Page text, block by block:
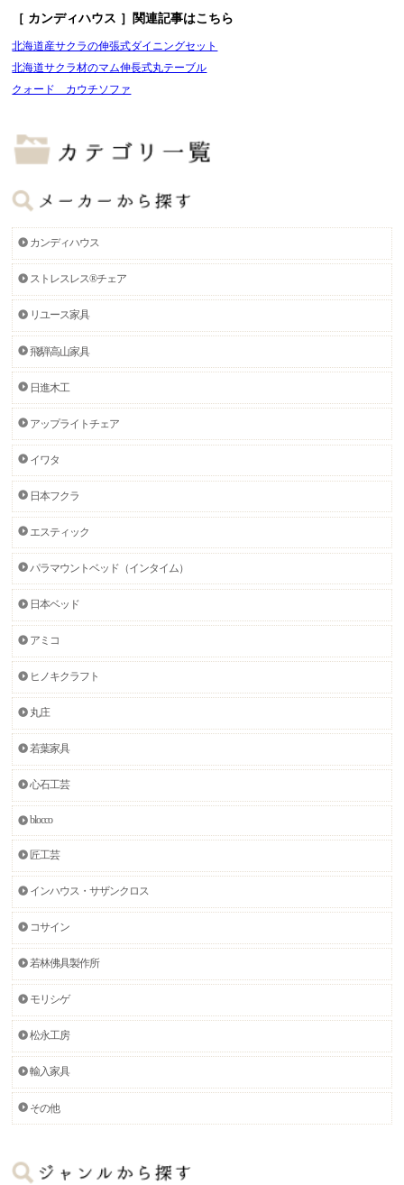
［ カンディハウス ］関連記事はこちら
北海道産サクラの伸張式ダイニングセット
北海道サクラ材のマム伸長式丸テーブル
クォード カウチソファ
カンディハウス
ストレスレス®チェア
リユース家具
飛騨高山家具
日進木工
アップライトチェア
イワタ
日本フクラ
エスティック
パラマウントベッド（インタイム）
日本ベッド
アミコ
ヒノキクラフト
丸庄
若葉家具
心石工芸
blocco
匠工芸
インハウス・サザンクロス
コサイン
若林佛具製作所
モリシゲ
松永工房
輸入家具
その他